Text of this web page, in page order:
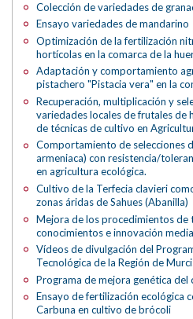
Colección de variedades de
Ensayo variedades de mandarino
Optimización de la fertilización
hortícolas en la comarca de la
Adaptación y comportamiento
pistachero "Pistacia vera" en la
Recuperación, multiplicación y
variedades locales de frutales de
de técnicas de cultivo en
Comportamiento de selecciones
armeniaca) con resistencia/
en agricultura ecológica.
Cultivo de la Terfecia clavieri
zonas áridas de Sahues (Abanilla)
Mejora de los procedimientos de
conocimientos e innovación
Vídeos de divulgación del
Tecnológica de la Región de
Programa de mejora genética del
Ensayo de fertilización ecológica
Carbuna en cultivo de brócoli